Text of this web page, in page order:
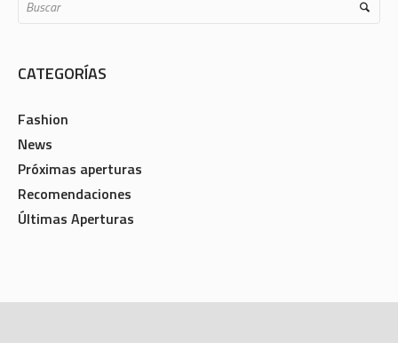
CATEGORÍAS
Fashion
News
Próximas aperturas
Recomendaciones
Últimas Aperturas